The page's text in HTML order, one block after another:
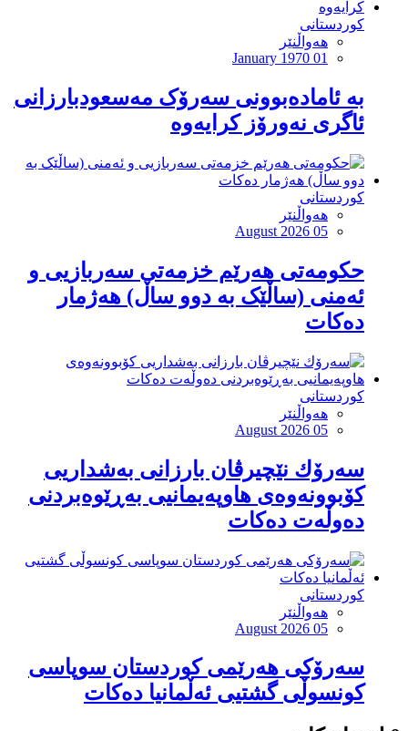
کوردستانی
هەواڵنێر
January 1970 01
بە ئامادەبوونی سەرۆک مەسعودبارزانی
ئاگری نەورۆز کرایەوە
کوردستانی
هەواڵنێر
August 2026 05
حكومەتی هەرێم خزمەتی سەربازیی و
ئەمنی (ساڵێک بە دوو ساڵ) هەژمار
دەكات
کوردستانی
هەواڵنێر
August 2026 05
سەرۆك نێچیرڤان بارزانی بەشداریی
كۆبوونەوەی هاوپەیمانیی بەڕێوەبردنی
دەوڵەت دەكات
کوردستانی
هەواڵنێر
August 2026 05
سەرۆکی هەرێمی کوردستان سوپاسى
کونسوڵی گشتیی ئەڵمانیا دەکات